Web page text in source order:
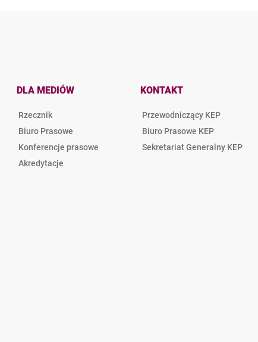
DLA MEDIÓW
Rzecznik
Biuro Prasowe
Konferencje prasowe
Akredytacje
KONTAKT
Przewodniczący KEP
Biuro Prasowe KEP
Sekretariat Generalny KEP